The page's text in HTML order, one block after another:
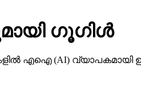
ഗൂഗിള്‍
എഐ (AI) വ്യാപകമായി